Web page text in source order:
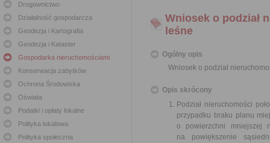
Drogownictwo
Działalność gospodarcza
Geodezja i Kartografia
Geodezja i Kataster
Gospodarka nieruchomościami
Konserwacja zabytków
Ochrona Środowiska
Oświata
Podatki i opłaty lokalne
Polityka lokalowa
Polityka społeczna
Wniosek o podział
leśne
Ogólny opis
Wniosek o podział
Opis skrócony
Podział nieruchomości
przypadku braku planu
o powierzchni mniejszej
na powiększenie